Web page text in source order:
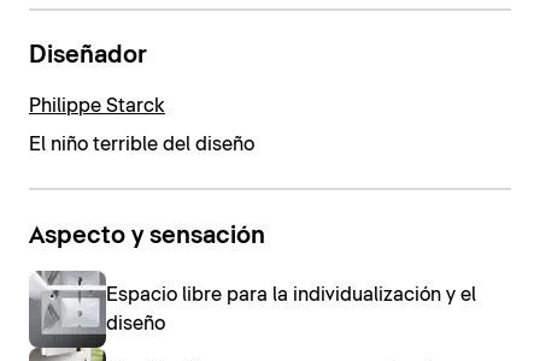
Diseñador
Philippe Starck
El niño terrible del diseño
Aspecto y sensación
Espacio libre para la individualización y el
diseño